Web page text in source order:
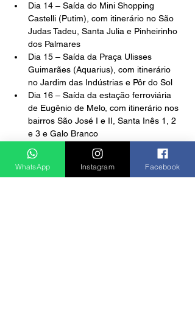
Dia 14 – Saída do Mini Shopping
Castelli (Putim), com itinerário no São
Judas Tadeu, Santa Julia e Pinheirinho
dos Palmares
Dia 15 – Saída da Praça Ulisses
Guimarães (Aquarius), com itinerário
no Jardim das Indústrias e Pôr do Sol
Dia 16 – Saída da estação ferroviária
de Eugênio de Melo, com itinerário nos
bairros São José I e II, Santa Inês 1, 2
e 3 e Galo Branco
Dia 17 – Saída da Praça Cônego Manzi
(São Francisco Xavier), sem reserva de
vagas
WhatsApp Instagram Facebook